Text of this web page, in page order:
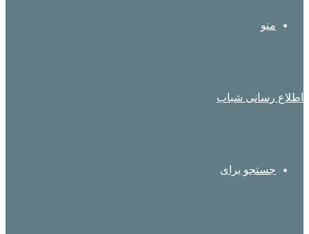
منو
اطلاع رسانی شباب
جستجو برای